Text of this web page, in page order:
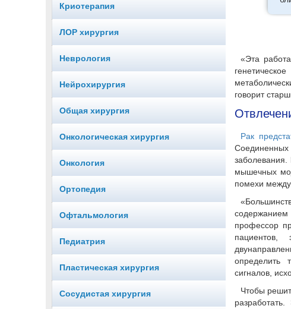
Криотерапия
ЛОР хирургия
Неврология
Нейрохирургия
Общая хирургия
Онкологическая хирургия
Онкология
Ортопедия
Офтальмология
Педиатрия
Пластическая хирургия
Сосудистая хирургия
«Эта
говорит
Рак
Соединенных
мышечных
помехи
содержанием
профессор
пациентов,
определить
сигналов,
Чтобы